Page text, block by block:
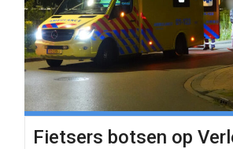
Fietsers botsen op